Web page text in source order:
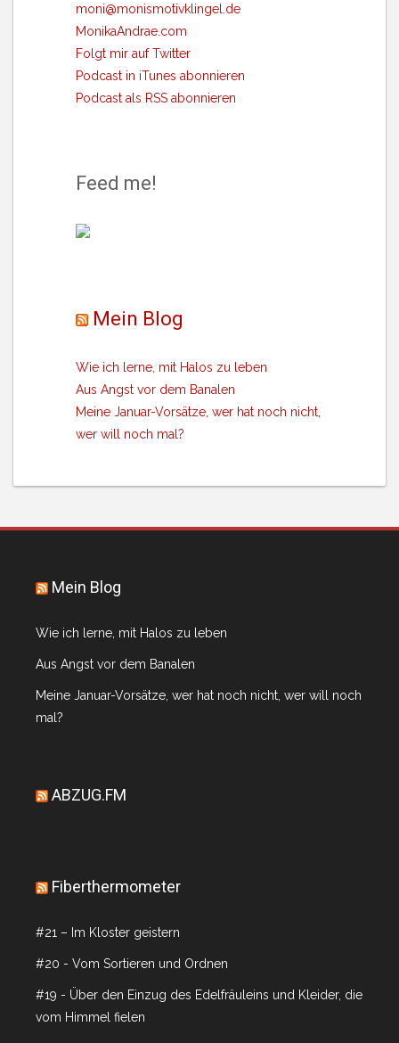
moni@monismotivklingel.de
MonikaAndrae.com
Folgt mir auf Twitter
Podcast in iTunes abonnieren
Podcast als RSS abonnieren
Feed me!
Mein Blog
Wie ich lerne, mit Halos zu leben
Aus Angst vor dem Banalen
Meine Januar-Vorsätze, wer hat noch nicht,
wer will noch mal?
Mein Blog
Wie ich lerne, mit Halos zu leben
Aus Angst vor dem Banalen
Meine Januar-Vorsätze, wer hat noch nicht, wer will noch
mal?
ABZUG.FM
Fiberthermometer
#21 – Im Kloster geistern
#20 - Vom Sortieren und Ordnen
#19 - Über den Einzug des Edelfräuleins und Kleider, die
vom Himmel fielen